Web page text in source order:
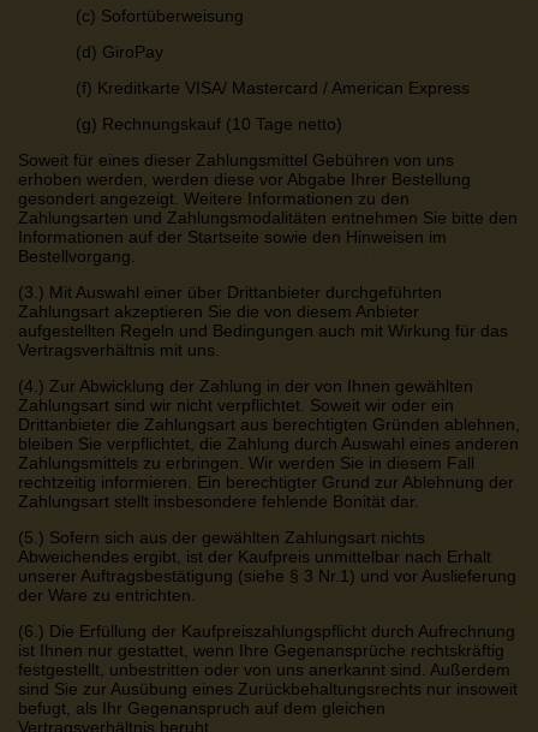
(c) Sofortüberweisung
(d) GiroPay
(f) Kreditkarte VISA/ Mastercard / American Express
(g) Rechnungskauf (10 Tage netto)
Soweit für eines dieser Zahlungsmittel Gebühren von uns
erhoben werden, werden diese vor Abgabe Ihrer Bestellung
gesondert angezeigt. Weitere Informationen zu den
Zahlungsarten und Zahlungsmodalitäten entnehmen Sie bitte den
Informationen auf der Startseite sowie den Hinweisen im
Bestellvorgang.
(3.) Mit Auswahl einer über Drittanbieter durchgeführten
Zahlungsart akzeptieren Sie die von diesem Anbieter
aufgestellten Regeln und Bedingungen auch mit Wirkung für das
Vertragsverhältnis mit uns.
(4.) Zur Abwicklung der Zahlung in der von Ihnen gewählten
Zahlungsart sind wir nicht verpflichtet. Soweit wir oder ein
Drittanbieter die Zahlungsart aus berechtigten Gründen ablehnen,
bleiben Sie verpflichtet, die Zahlung durch Auswahl eines anderen
Zahlungsmittels zu erbringen. Wir werden Sie in diesem Fall
rechtzeitig informieren. Ein berechtigter Grund zur Ablehnung der
Zahlungsart stellt insbesondere fehlende Bonität dar.
(5.) Sofern sich aus der gewählten Zahlungsart nichts
Abweichendes ergibt, ist der Kaufpreis unmittelbar nach Erhalt
unserer Auftragsbestätigung (siehe § 3 Nr.1) und vor Auslieferung
der Ware zu entrichten.
(6.) Die Erfüllung der Kaufpreiszahlungspflicht durch Aufrechnung
ist Ihnen nur gestattet, wenn Ihre Gegenansprüche rechtskräftig
festgestellt, unbestritten oder von uns anerkannt sind. Außerdem
sind Sie zur Ausübung eines Zurückbehaltungsrechts nur insoweit
befugt, als Ihr Gegenanspruch auf dem gleichen
Vertragsverhältnis beruht.